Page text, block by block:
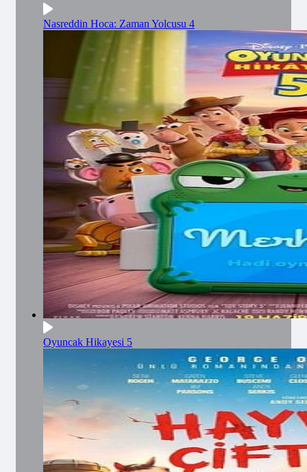
Nasreddin Hoca: Zaman Yolcusu 4
Oyuncak Hikayesi 5